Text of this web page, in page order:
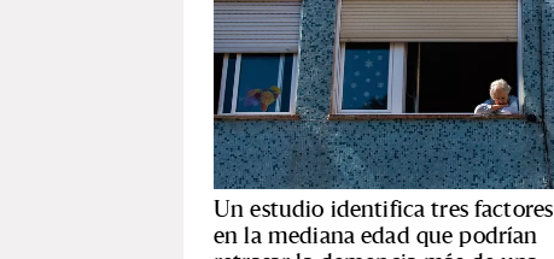
Un estudio identifica tres factores
en la mediana edad que podrían